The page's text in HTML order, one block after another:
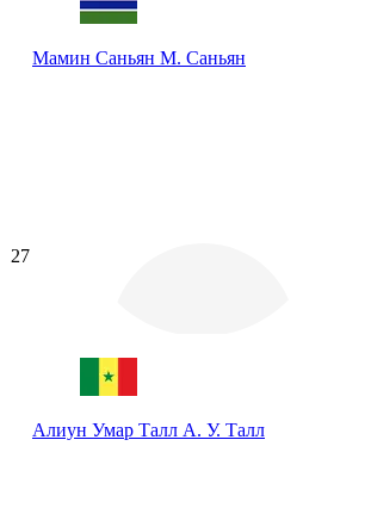
Мамин Саньян М. Саньян
27
Алиун Умар Талл А. У. Талл